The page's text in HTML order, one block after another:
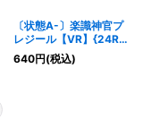
〔状態A-〕楽識神官プ
レジール【VR】{24RP1
秘10/秘22}《多》
640円(税込)